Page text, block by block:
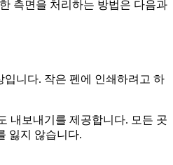
측면을 처리하는 방법은 다음과
니다. 작은 펜에 인쇄하려고 하
내보내기를 제공합니다. 모든 곳
잃지 않습니다.